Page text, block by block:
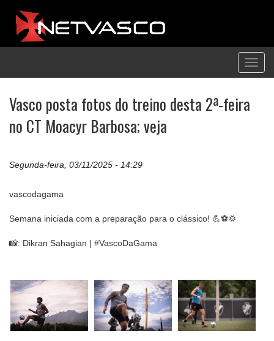
Vasco posta fotos do treino desta 2ª-feira
no CT Moacyr Barbosa; veja
Segunda-feira, 03/11/2025 - 14:29
vascodagama
Semana iniciada com a preparação para o clássico! 💪⚽💢
📸: Dikran Sahagian | #VascoDaGama